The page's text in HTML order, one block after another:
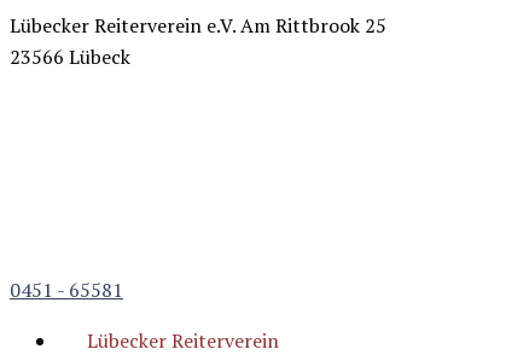
Lübecker Reiterverein e.V.Am Rittbrook 25
23566 Lübeck
0451 - 65581
Lübecker Reiterverein